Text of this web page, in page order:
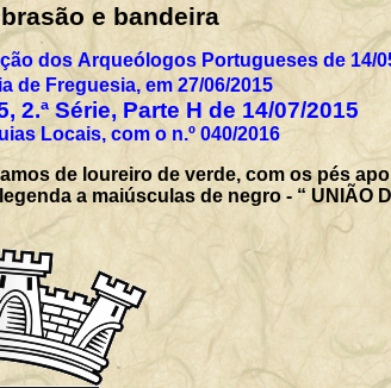
do brasão e bandeira
dos Arqueólogos Portugueses de 14/
de Freguesia, em 27/06/2015
2.ª Série, Parte H de 14/07/2015
Locais, com o n.º 040/2016
de loureiro de verde, com os pés
a maiúsculas de negro - “ UNIÃO